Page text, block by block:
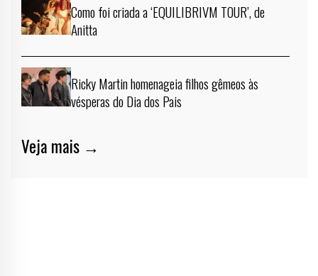
Como foi criada a ‘EQUILIBRIVM TOUR’, de
Anitta
Ricky Martin homenageia filhos gêmeos às
vésperas do Dia dos Pais
Veja mais →